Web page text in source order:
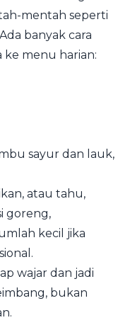
mentah seperti
banyak cara
menu harian:
sayur dan lauk,
atau tahu,
goreng,
kecil jika
wajar dan jadi
bukan